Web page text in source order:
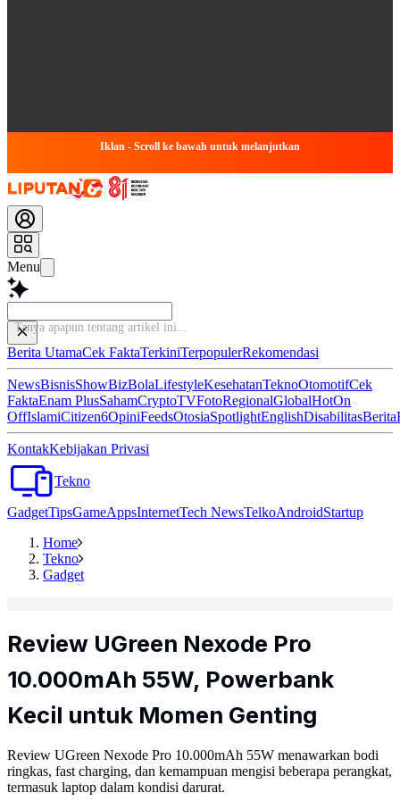
Iklan - Scroll ke bawah untuk melanjutkan
Menu
Tanya apapun tentan
Berita UtamaCek FaktaTerkiniTerpopulerRekomendasi
NewsBisnisShowBizBolaLifestyleKesehatanTeknoOtomotifCek
FaktaEnam PlusSahamCryptoTVFotoRegionalGlobalHotOn
OffIslamiCitizen6OpiniFeedsOtosiaSpotlightEnglishDisabilitasBerita
KontakKebijakan Privasi
Tekno
GadgetTipsGameAppsInternetTech NewsTelkoAndroidStartup
Home
Tekno
Gadget
Review UGreen Nexode Pro
10.000mAh 55W, Powerbank
Kecil untuk Momen Genting
Review UGreen Nexode Pro 10.000mAh 55W menawarkan bodi
ringkas, fast charging, dan kemampuan mengisi beberapa perangkat,
termasuk laptop dalam kondisi darurat.